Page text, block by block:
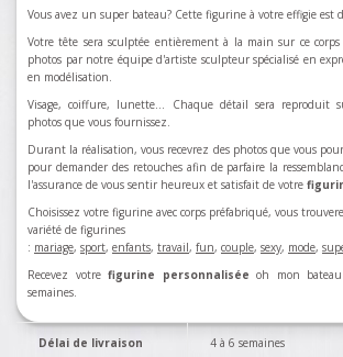
Vous avez un super bateau? Cette figurine à votre effigie est
Votre tête sera sculptée entièrement à la main sur ce
photos par notre équipe d'artiste sculpteur spécialisé en
en modélisation.
Visage, coiffure, lunette... Chaque détail sera reproduit
photos que vous fournissez.
Durant la réalisation, vous recevrez des photos que vous
pour demander des retouches afin de parfaire la
l'assurance de vous sentir heureux et satisfait de votre
Choisissez votre figurine avec corps préfabriqué, vous
variété de figurines
: mariage, sport, enfants, travail, fun, couple, sexy, mode,
Recevez votre figurine personnalisée oh mon
semaines.
Délai de livraison 4 à 6 semaines